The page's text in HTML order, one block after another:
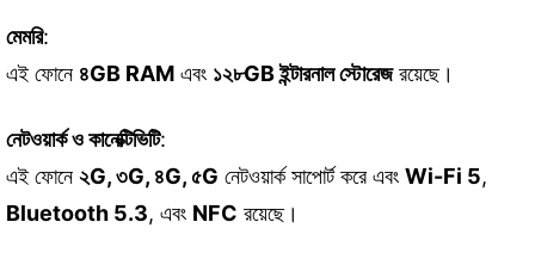
মেমরি:
এই ফোনে ৪GB RAM এবং ১২৮GB ইন্টারনাল স্টোরেজরয়েছে।
নেটওয়ার্ক ও কানেক্টিভিটি:
এই ফোনে ২G, ৩G, ৪G, ৫G নেটওয়ার্ক সাপোর্ট করে এবং Wi-Fi 5,
Bluetooth 5.3, এবং NFC রয়েছে।